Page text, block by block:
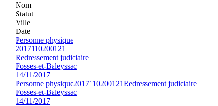
Nom
Statut
Ville
Date
Personne physique
2017110200121
Redressement judiciaire
Fosses-et-Baleyssac
14/11/2017
Personne physique2017110200121Redressement judiciaire
Fosses-et-Baleyssac
14/11/2017